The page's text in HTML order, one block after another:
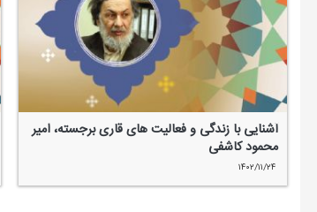
آشنایی با زندگی و فعالیت های قاری برجسته، امیر
محمود كاشفی
۱۴۰۲/۱۱/۲۴